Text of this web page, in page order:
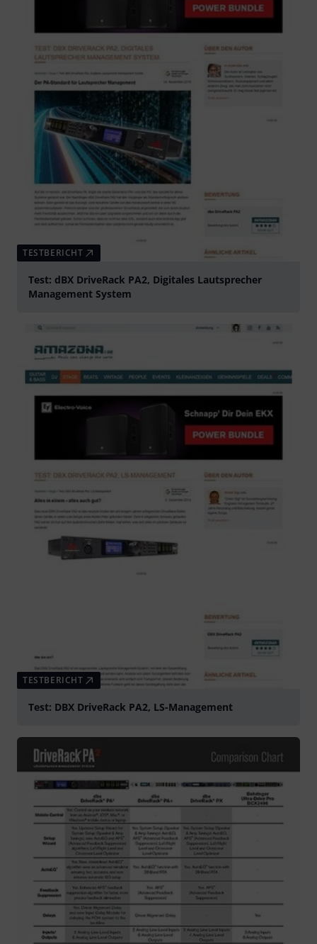
TESTBERICHT
Test: dBX DriveRack PA2, Digitales Lautsprecher
Management System
TESTBERICHT
Test: DBX DriveRack PA2, LS-Management